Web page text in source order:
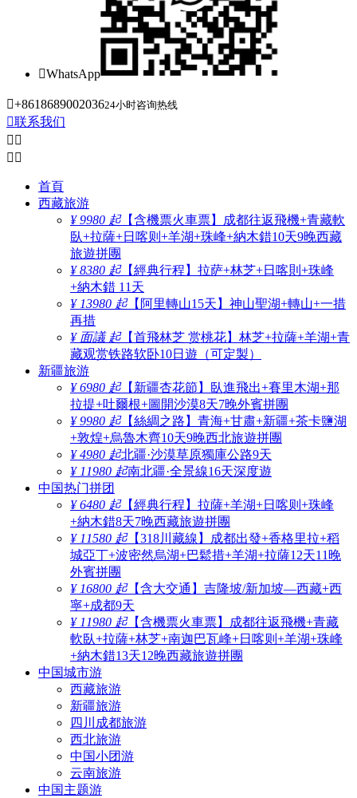
WhatsApp
+861868900203624小时咨询热线
联系我们
 
 
首頁
西藏旅游
¥ 9980 起【含機票火車票】成都往返飛機+青藏軟
臥+拉薩+日喀则+羊湖+珠峰+納木錯10天9晚西藏
旅遊拼團
¥ 8380 起【經典行程】拉萨+林芝+日喀則+珠峰
+納木錯 11天
¥ 13980 起【阿里轉山15天】神山聖湖+轉山+一措
再措
¥ 面議 起【首飛林芝 赏桃花】林芝+拉薩+羊湖+青
藏观赏铁路软卧10日遊（可定製）
新疆旅游
¥ 6980 起【新疆杏花節】臥進飛出+賽里木湖+那
拉提+吐爾根+圖開沙漠8天7晚外賓拼團
¥ 9980 起【絲綢之路】青海+甘肅+新疆+茶卡鹽湖
+敦煌+烏魯木齊10天9晚西北旅遊拼團
¥ 4980 起北疆·沙漠草原獨庫公路9天
¥ 11980 起南北疆·全景線16天深度遊
中国热门拼团
¥ 6480 起【經典行程】拉薩+羊湖+日喀则+珠峰
+納木錯8天7晚西藏旅遊拼團
¥ 11580 起【318川藏線】成都出發+香格里拉+稻
城亞丁+波密然烏湖+巴鬆措+羊湖+拉薩12天11晚
外賓拼團
¥ 16800 起【含大交通】吉隆坡/新加坡—西藏+西
寧+成都9天
¥ 11980 起【含機票火車票】成都往返飛機+青藏
軟臥+拉薩+林芝+南迦巴瓦峰+日喀则+羊湖+珠峰
+納木錯13天12晚西藏旅遊拼團
中国城市游
西藏旅游
新疆旅游
四川成都旅游
西北旅游
中国小团游
云南旅游
中国主题游